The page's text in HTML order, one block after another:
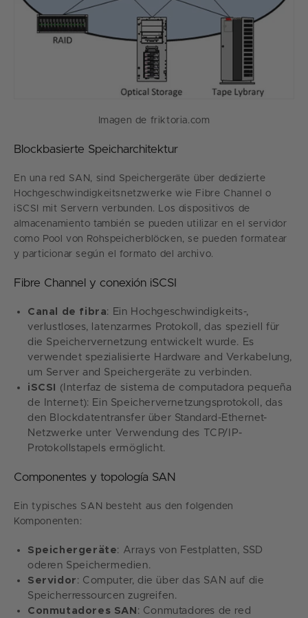
Imagen de friktoria.com
Blockbasierte Speicharchitektur
En una red SAN, sind Speichergeräte über dedizierte
Hochgeschwindigkeitsnetzwerke wie Fibre Channel o
iSCSI mit Servern verbunden. Los dispositivos de
almacenamiento también se pueden utilizar en el servidor
como Pool von Rohspeicherblöcken, se pueden formatear
y particionar según el formato del archivo.
Fibre Channel y conexión iSCSI
Canal de fibra: Ein Hochgeschwindigkeits-,
verlustloses, latenzarmes Protokoll, das speziell für
die Speichervernetzung entwickelt wurde. Es
verwendet spezialisierte Hardware and Verkabelung,
um Server and Speichergeräte zu verbinden.
iSCSI
(Interfaz de sistema de computadora pequeña
de Internet): Ein Speichervernetzungsprotokoll, das
den Blockdatentransfer über Standard-Ethernet-
Netzwerke unter Verwendung des TCP/IP-
Protokollstapels ermöglicht.
Componentes y topología SAN
Ein typisches SAN besteht aus den folgenden
Komponenten:
Speichergeräte: Arrays von Festplatten, SSD
oderen Speichermedien.
Servidor : Computer, die über das SAN auf die
Speicherressourcen zugreifen.
Conmutadores SAN : Conmutadores de red